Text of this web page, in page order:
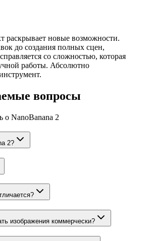
раскрывает новые возможности.
до создания полных сцен,
со сложностью, которая
работы. Абсолютно
вопросы
о NanoBanana 2
2?
изображения коммерчески?